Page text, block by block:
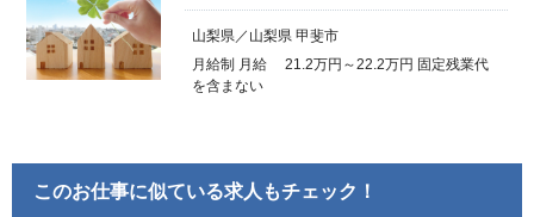
山梨県／山梨県 甲斐市
月給制 月給 21.2万円～22.2万円 固定残業代
を含まない
このお仕事に似ている求人もチェック！